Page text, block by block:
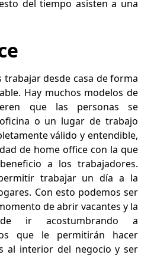
del tiempo asisten a una
trabajar desde casa de forma
Hay muchos modelos de
que las personas se
o un lugar de trabajo
válido y entendible,
de home office con la que
a los trabajadores.
trabajar un día a la
Con esto podemos ser
de abrir vacantes y la
ir acostumbrando a
que le permitirán hacer
al interior del negocio y ser